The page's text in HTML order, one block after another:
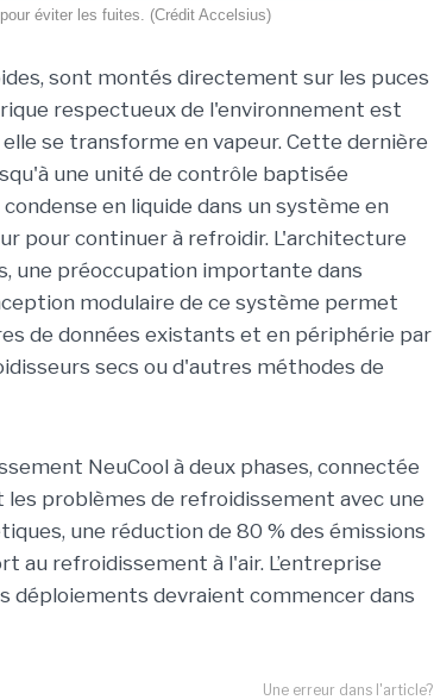
éviter les fuites. (Crédit Accelsius)
sont montés directement sur les puces
respectueux de l'environnement est
se transforme en vapeur. Cette dernière
une unité de contrôle baptisée
en liquide dans un système en
pour continuer à refroidir. L'architecture
une préoccupation importante dans
modulaire de ce système permet
de données existants et en périphérie par
secs ou d'autres méthodes de
NeuCool à deux phases, connectée
problèmes de refroidissement avec une
une réduction de 80 % des émissions
au refroidissement à l'air. L’entreprise
déploiements devraient commencer dans
Une erreur dans l'article?